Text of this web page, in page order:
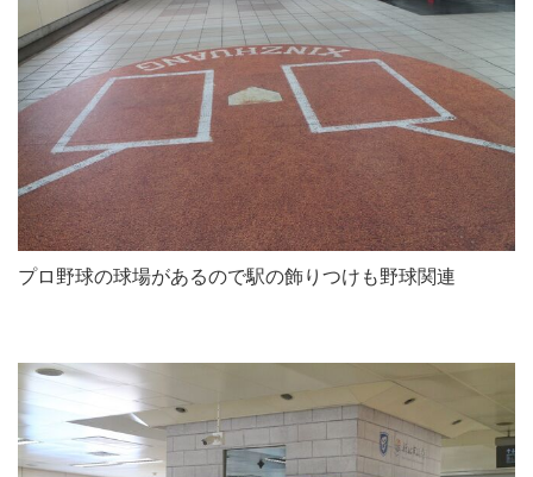
プロ野球の球場があるので駅の飾りつけも野球関連